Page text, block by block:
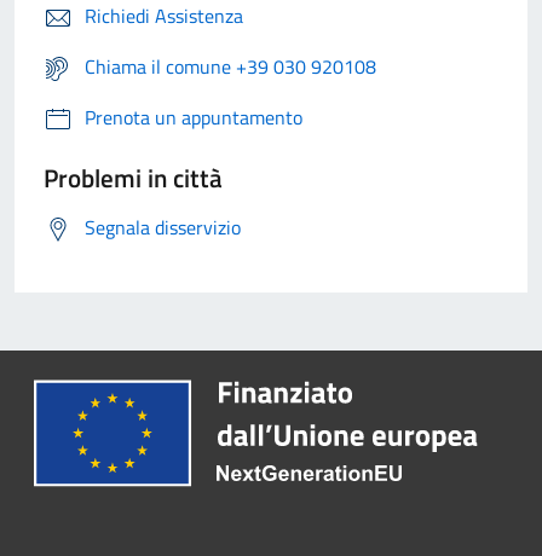
Richiedi Assistenza
Chiama il comune +39 030 920108
Prenota un appuntamento
Problemi in città
Segnala disservizio